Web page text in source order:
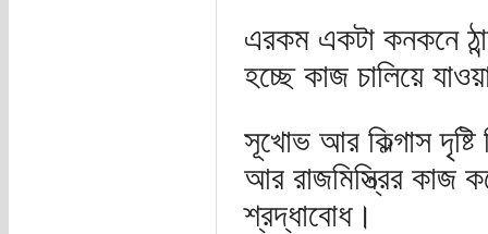
এরকম একটা কনকনে
হচ্ছে কাজ চালিয়ে
সূখোভ আর কিল্গাস দৃষ্টি
আর রাজমিস্ত্রির কাজ
শ্রদ্ধাবোধ।